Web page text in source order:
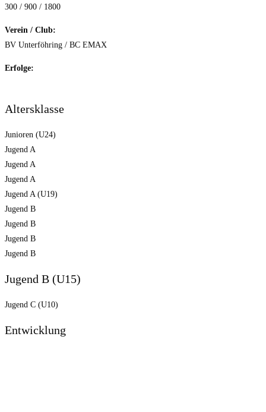
300 / 900 / 1800
Verein / Club:
BV Unterföhring / BC EMAX
Erfolge:
Altersklasse
Junioren (U24)
Jugend A
Jugend A
Jugend A
Jugend A (U19)
Jugend B
Jugend B
Jugend B
Jugend B
Jugend B (U15)
Jugend C (U10)
Entwicklung